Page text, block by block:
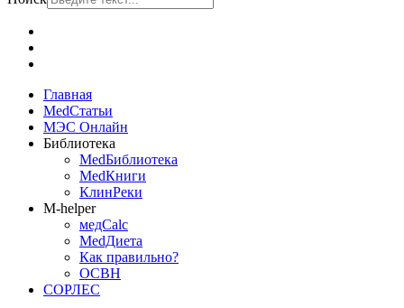
Главная
MedСтатьи
МЭС Онлайн
Библиотека
MedБиблиотека
MedКниги
КлинРеки
M-helper
медCalc
MedДиета
Как правильно?
ОСВН
СОРЛЕС